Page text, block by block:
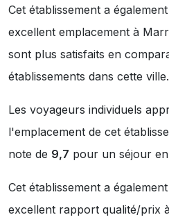
Cet établissement a
excellent emplacement à
sont plus satisfaits en
établissements dans cette ville.
Les voyageurs individuels
l'emplacement de cet
note de 9,7 pour un séjour
Cet établissement a
excellent rapport qualité/prix